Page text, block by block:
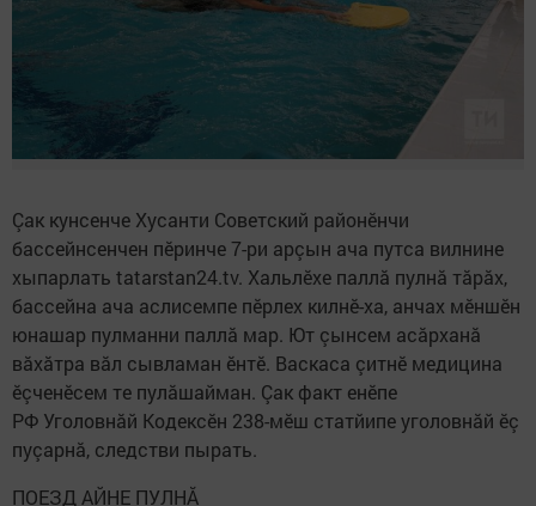
Çак кунсенче Хусанти Советский районӗнчи
бассейнсенчен пӗринче 7-ри арçын ача путса вилнине
хыпарлать tatarstan24.tv. Хальлӗхе паллă пулнă тăрăх,
бассейна ача аслисемпе пӗрлех килнӗ-ха, анчах мӗншӗн
юнашар пулманни паллă мар. Ют çынсем асăрханă
вăхăтра вăл сывламан ӗнтӗ. Васкаса çитнӗ медицина
ӗçченӗсем те пулăшайман. Çак факт енӗпе
РФ Уголовнăй Кодексӗн 238-мӗш статйипе уголовнăй ӗç
пуçарнă, следстви пырать.
ПОЕЗД АЙНЕ ПУЛНĂ